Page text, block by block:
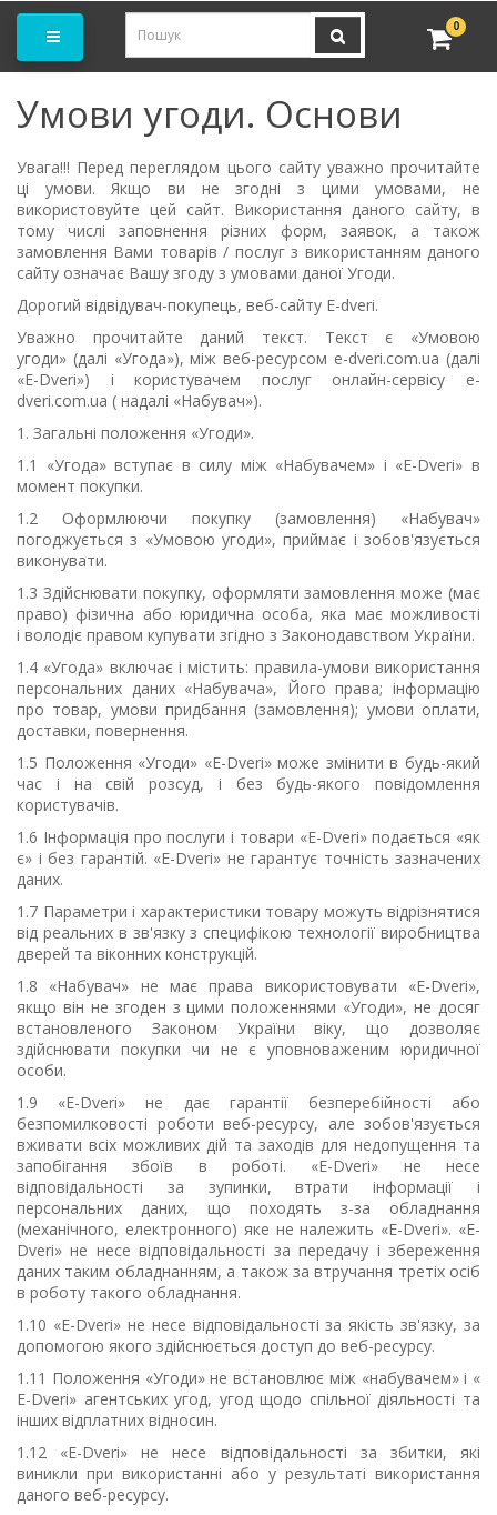
0
Умови угоди. Основи
Увага!!! Перед переглядом цього сайту уважно прочитайте
ці умови. Якщо ви не згодні з цими умовами, не
використовуйте цей сайт. Використання даного сайту, в
тому числі заповнення різних форм, заявок, а також
замовлення Вами товарів / послуг з використанням даного
сайту означає Вашу згоду з умовами даної Угоди.
Дорогий відвідувач-покупець, веб-сайту E-dveri.
Уважно прочитайте даний текст. Текст є «Умовою
угоди» (далі «Угода»), між веб-ресурсом e-dveri.com.ua (далі
«E-Dveri») і користувачем послуг онлайн-сервісу e-
dveri.com.ua ( надалі «Набувач»).
1. Загальні положення «Угоди».
1.1 «Угода» вступає в силу між «Набувачем» і «E-Dveri» в
момент покупки.
1.2 Оформлюючи покупку (замовлення) «Набувач»
погоджується з «Умовою угоди», приймає і зобов'язується
виконувати.
1.3 Здійснювати покупку, оформляти замовлення може (має
право) фізична або юридична особа, яка має можливості
і володіє правом купувати згідно з Законодавством України.
1.4 «Угода» включає і містить: правила-умови використання
персональних даних «Набувача», Його права; інформацію
про товар, умови придбання (замовлення); умови оплати,
доставки, повернення.
1.5 Положення «Угоди» «E-Dveri» може змінити в будь-який
час і на свій розсуд, і без будь-якого повідомлення
користувачів.
1.6 Інформація про послуги і товари «E-Dveri» подається «як
є» і без гарантій. «E-Dveri» не гарантує точність зазначених
даних.
1.7 Параметри і характеристики товару можуть відрізнятися
від реальних в зв'язку з специфікою технології виробництва
дверей та віконних конструкцій.
1.8 «Набувач» не має права використовувати «E-Dveri»,
якщо він не згоден з цими положеннями «Угоди», не досяг
встановленого Законом України віку, що дозволяє
здійснювати покупки чи не є уповноваженим юридичної
особи.
1.9 «E-Dveri» не дає гарантії безперебійності або
безпомилковості роботи веб-ресурсу, але зобов'язується
вживати всіх можливих дій та заходів для недопущення та
запобігання збоїв в роботі. «E-Dveri» не несе
відповідальності за зупинки, втрати інформації і
персональних даних, що походять з-за обладнання
(механічного, електронного) яке не належить «E-Dveri». «E-
Dveri» не несе відповідальності за передачу і збереження
даних таким обладнанням, а також за втручання третіх осіб
в роботу такого обладнання.
1.10 «E-Dveri» не несе відповідальності за якість зв'язку, за
допомогою якого здійснюється доступ до веб-ресурсу.
1.11 Положення «Угоди» не встановлює між «набувачем» і «
E-Dveri» агентських угод, угод щодо спільної діяльності та
інших відплатних відносин.
1.12 «E-Dveri» не несе відповідальності за збитки, які
виникли при використанні або у результаті використання
даного веб-ресурсу.